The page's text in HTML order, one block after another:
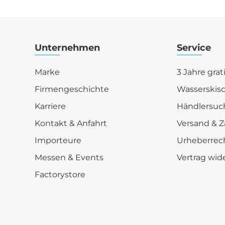
Unternehmen
Marke
Firmengeschichte
Karriere
Kontakt & Anfahrt
Importeure
Messen & Events
Factorystore
Service
3 Jahre
Versand &
Vertrag